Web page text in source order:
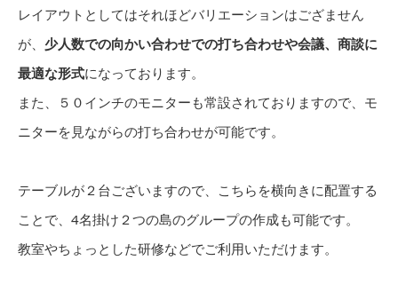
レイアウトとしてはそれほどバリエーションはござません
が、 少人数での向かい合わせでの打ち合わせや会議、商談に
最適な形式になっております。
また、５０インチのモニターも常設されておりますので、モ
ニターを見ながらの打ち合わせが可能です。
テーブルが２台ございますので、こちらを横向きに配置する
ことで、4名掛け２つの島のグループの作成も可能です。
教室やちょっとした研修などでご利用いただけます。